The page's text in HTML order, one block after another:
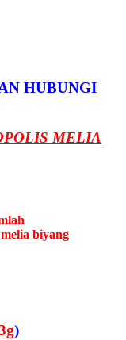
HUBUNGI
MELIA
biyang
)